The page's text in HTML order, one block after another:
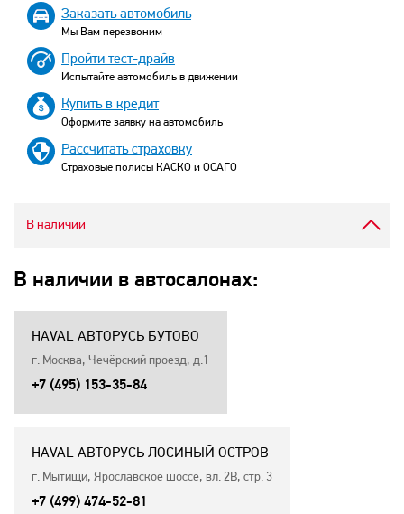
Заказать автомобиль
Мы Вам перезвоним
Пройти тест-драйв
Испытайте автомобиль в движении
Купить в кредит
Оформите заявку на автомобиль
Рассчитать страховку
Страховые полисы КАСКО и ОСАГО
В наличии
В наличии в автосалонах:
HAVAL АВТОРУСЬ БУТОВО
г. Москва, Чечёрский проезд, д.1
+7 (495) 153-35-84
HAVAL АВТОРУСЬ ЛОСИНЫЙ ОСТРОВ
г. Мытищи, Ярославское шоссе, вл. 2В, стр. 3
+7 (499) 474-52-81